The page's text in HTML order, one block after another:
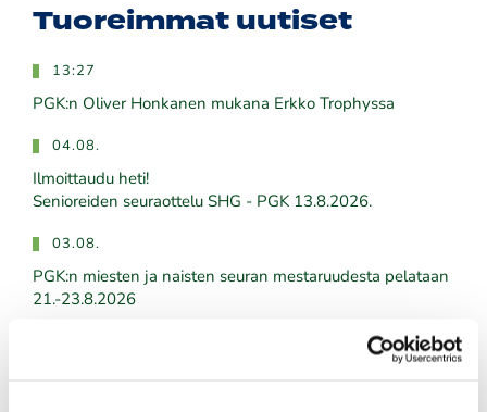
Tuoreimmat uutiset
13:27
PGK:n Oliver Honkanen mukana Erkko Trophyssa
04.08.
Ilmoittaudu heti!
​​​​​​​Senioreiden seuraottelu SHG - PGK 13.8.2026.
03.08.
PGK:n miesten ja naisten seuran mestaruudesta pelataan
21.-23.8.2026